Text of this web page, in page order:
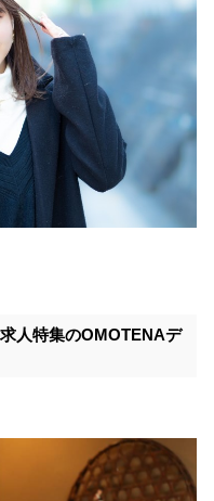
人特集のOMOTENAデ